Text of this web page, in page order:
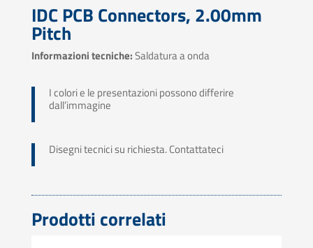
IDC PCB Connectors, 2.00mm
Pitch
Informazioni tecniche:Saldatura a onda
I colori e le presentazioni possono differire
dall’immagine
Disegni tecnici su richiesta. Contattateci
Prodotti correlati